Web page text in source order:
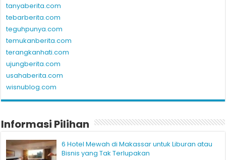
tanyaberita.com
tebarberita.com
teguhpunya.com
temukanberita.com
terangkanhati.com
ujungberita.com
usahaberita.com
wisnublog.com
Informasi Pilihan
6 Hotel Mewah di Makassar untuk Liburan atau
Bisnis yang Tak Terlupakan